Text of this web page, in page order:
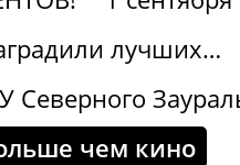
лучших…
Северного
чем кино